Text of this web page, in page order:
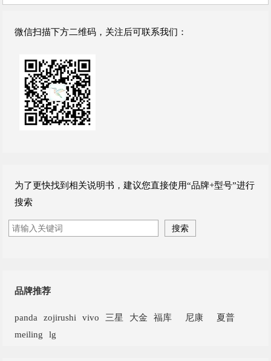
微信扫描下方二维码，关注后可联系我们：
为了更快找到相关说明书，建议您直接使用“品牌+型号”进行
搜索
品牌推荐
panda zojirushi vivo 三星 大金 福库 尼康
夏普
meiling
lg